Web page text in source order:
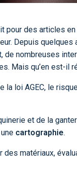
pour des articles
Depuis quelques
de nombreuses
Mais qu’en est-il
loi AGEC, le
et de la
cartographie.
des matériaux,